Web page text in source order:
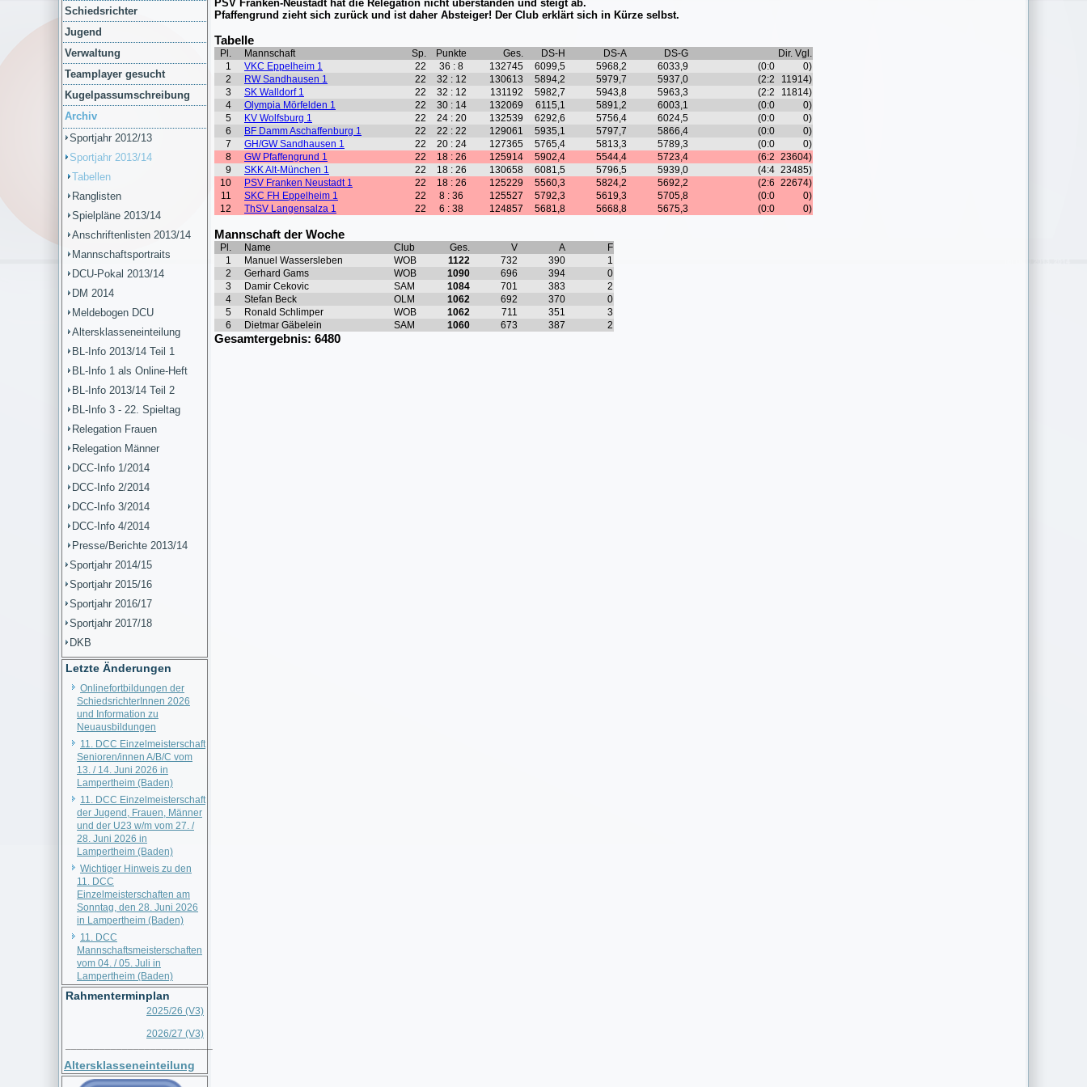
Schiedsrichter
Jugend
Verwaltung
Teamplayer gesucht
Kugelpassumschreibung
Archiv
Sportjahr 2012/13
Sportjahr 2013/14
Tabellen
Ranglisten
Spielpläne 2013/14
Anschriftenlisten 2013/14
Mannschaftsportraits
DCU-Pokal 2013/14
DM 2014
Meldebogen DCU
Altersklasseneinteilung
BL-Info 2013/14 Teil 1
BL-Info 1 als Online-Heft
BL-Info 2013/14 Teil 2
BL-Info 3 - 22. Spieltag
Relegation Frauen
Relegation Männer
DCC-Info 1/2014
DCC-Info 2/2014
DCC-Info 3/2014
DCC-Info 4/2014
Presse/Berichte 2013/14
Sportjahr 2014/15
Sportjahr 2015/16
Sportjahr 2016/17
Sportjahr 2017/18
DKB
Letzte Änderungen
Onlinefortbildungen der
SchiedsrichterInnen 2026
und Information zu
Neuausbildungen
11. DCC Einzelmeisterschaft
Senioren/innen A/B/C vom
13. / 14. Juni 2026 in
Lampertheim (Baden)
11. DCC Einzelmeisterschaft
der Jugend, Frauen, Männer
und der U23 w/m vom 27. /
28. Juni 2026 in
Lampertheim (Baden)
Wichtiger Hinweis zu den
11. DCC
Einzelmeisterschaften am
Sonntag, den 28. Juni 2026
in Lampertheim (Baden)
11. DCC
Mannschaftsmeisterschaften
vom 04. / 05. Juli in
Lampertheim (Baden)
Rahmenterminplan
2025/26 (V3)
2026/27 (V3)
Altersklasseneinteilung